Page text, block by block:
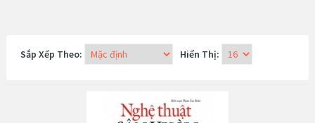
Sắp Xếp Theo: Hiển Thị: